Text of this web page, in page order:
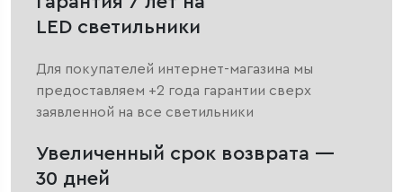
LED светильники
Для покупателей интернет-магазина мы
предоставляем +2 года гарантии сверх
заявленной на все светильники
Увеличенный срок возврата —
30 дней